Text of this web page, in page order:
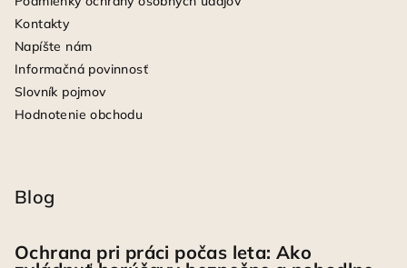
Kontakty
Napíšte nám
Informačná povinnosť
Slovník pojmov
Hodnotenie obchodu
Blog
Ochrana pri práci počas leta: Ako